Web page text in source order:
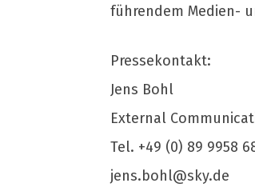
führendem Medien-
Pressekontakt:
Jens Bohl
External
Tel. +49 (0) 89 9958
jens.bohl@sky.de